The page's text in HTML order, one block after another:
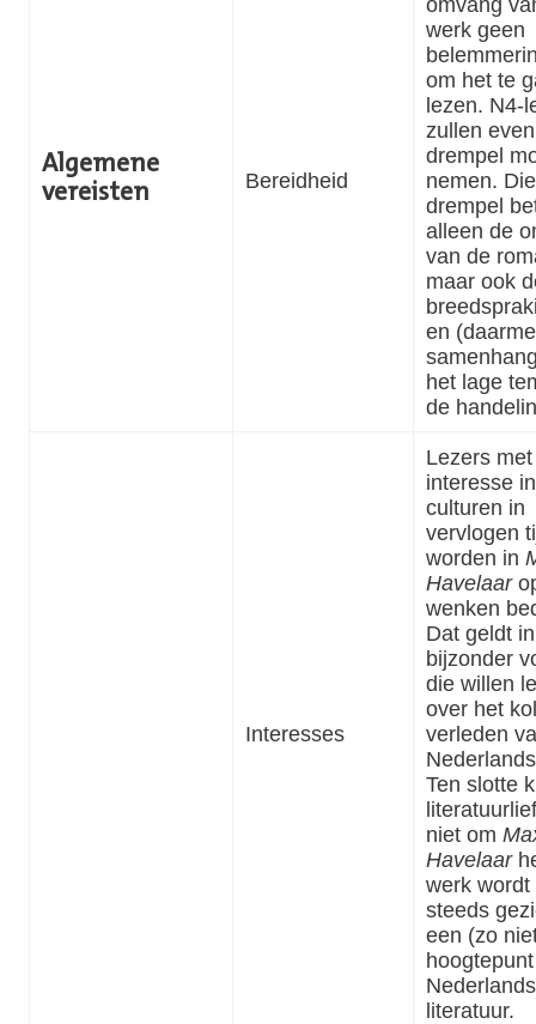
Algemene
vereisten
Bereidheid
werk geen
om het te
lezen. N4-
zullen
drempel
nemen. Die
drempel
alleen de
van de
maar ook
en
het lage
de
Interesses
Lezers met
interesse
culturen in
vervlogen
worden in
Havelaar
wenken
Dat geldt
bijzonder
die willen
over het
verleden
Ten slotte
niet om
Havelaar
werk wordt
steeds
een (zo
literatuur.